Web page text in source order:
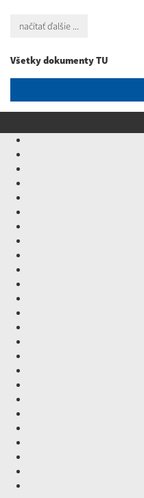
načítať ďalšie ...
Všetky dokumenty TU